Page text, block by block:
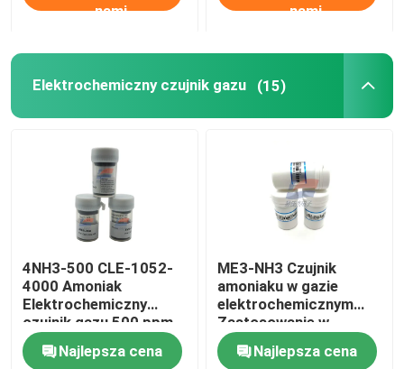
Inne czujniki
Moduł czujnika gazu
nami nami
Elektrochemiczny czujnik gazu (15)
4NH3-500 CLE-1052-
4000 Amoniak
Elektrochemiczny
czujnik gazu 500 ppm
Najlepsza cena
ME3-NH3 Czujnik
amoniaku w gazie
elektrochemicznym
Zastosowanie w
dziedzinie ochrony
środowiska
Najlepsza cena